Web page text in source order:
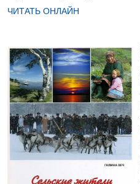
ЧИТАТЬ ОНЛАЙН